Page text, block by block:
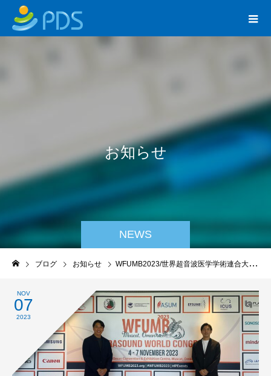
NEWS
お知らせ
ブログ お知らせ WFUMB2023/世界超音波医学学術連合大会@オマーン
NOV
07
2023